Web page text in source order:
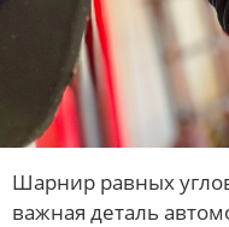
Шарнир равных
важная деталь